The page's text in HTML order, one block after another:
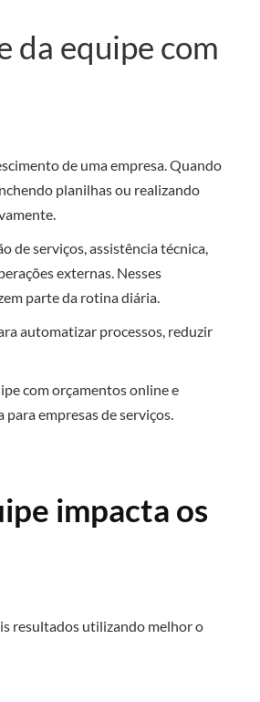
da equipe com
de uma empresa. Quando
planilhas ou realizando
de serviços, assistência técnica,
externas. Nesses
parte da rotina diária.
automatizar processos, reduzir
com orçamentos online e
empresas de serviços.
impacta os
resultados utilizando melhor o